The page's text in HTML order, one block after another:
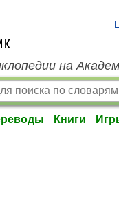
на
Книги